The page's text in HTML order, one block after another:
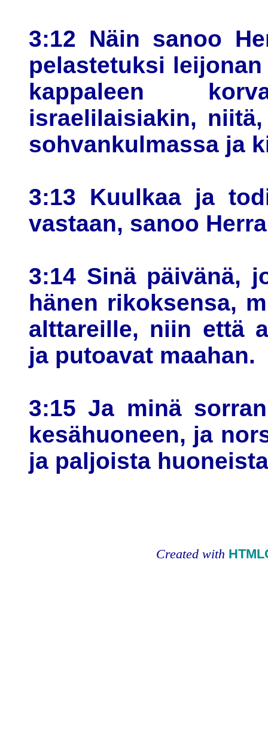
3:12 Näin sanoo
pelastetuksi
kappaleen
israelilaisiakin,
sohvankulmassa ja
3:13 Kuulkaa ja
vastaan, sanoo
3:14 Sinä päivänä,
hänen rikoksensa,
alttareille, niin että
ja putoavat maahan.
3:15 Ja minä
kesähuoneen, ja
ja paljoista
Created with